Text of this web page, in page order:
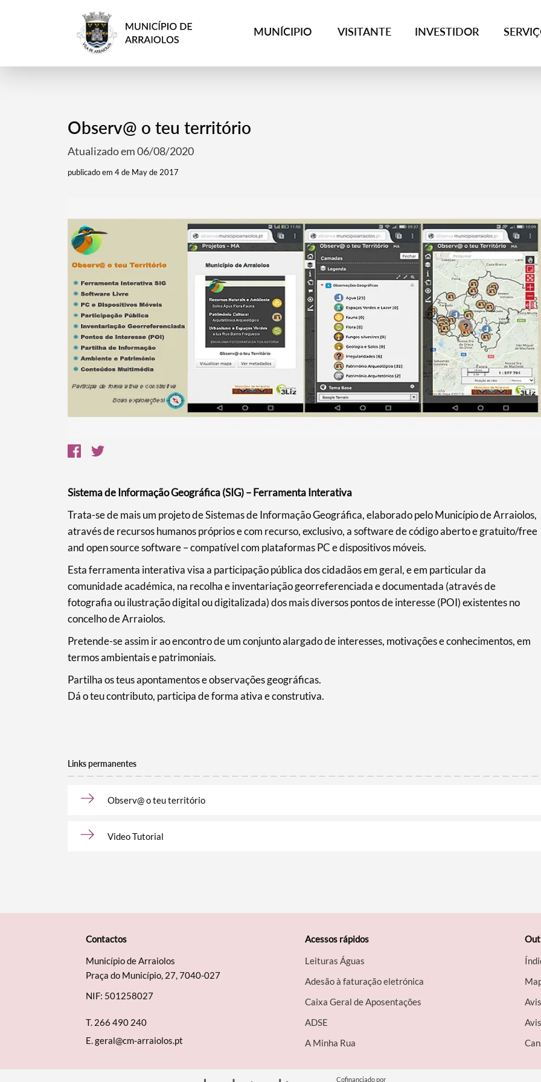
MUNÍCIPIO VISITANTE INVESTIDOR
Categorias gerais
Filtros
Observ@ o teu território
Atualizado em 06/08/2020
publicado em 4 de May de 2017
Sistema de Informação Geográfica (SIG) – Ferramenta Interativa
Trata-se de mais um projeto de Sistemas de Informação Geográfica, elaborado pelo Município de Arraiolos,
através de recursos humanos próprios e com recurso, exclusivo, a software de código aberto e gratuito/free
and open source software – compatível com plataformas PC e dispositivos móveis.
Esta ferramenta interativa visa a participação pública dos cidadãos em geral, e em particular da
comunidade académica, na recolha e inventariação georreferenciada e documentada (através de
fotografia ou ilustração digital ou digitalizada) dos mais diversos pontos de interesse (POI) existentes no
concelho de Arraiolos.
Pretende-se assim ir ao encontro de um conjunto alargado de interesses, motivações e conhecimentos, em
termos ambientais e patrimoniais.
Partilha os teus apontamentos e observações geográficas.
Dá o teu contributo, participa de forma ativa e construtiva.
Links permanentes
Observ@ o teu território
Video Tutorial
Contactos
Município de Arraiolos
Praça do Município, 27, 7040-027
NIF: 501258027
T. 266 490 240
E.geral@cm-arraiolos.pt
Acessos rápidos
Leituras Águas
Adesão à faturação eletrónica
Caixa Geral de Aposentações
A​DSE
A Minha Rua
Cofinanciado por